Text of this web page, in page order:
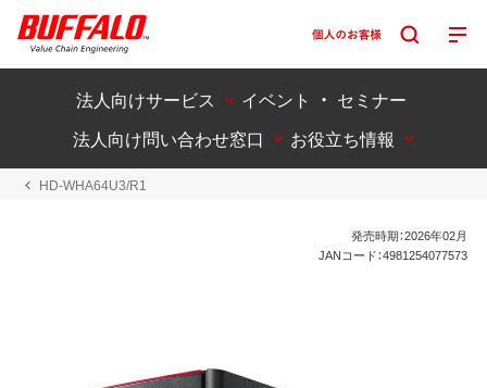
法人向けサービス
イベント ・ セミナー
法人向け問い合わせ窓口
お役立ち情報
HD-WHA64U3/R1
発売時期：2026年02月
JANコード：4981254077573